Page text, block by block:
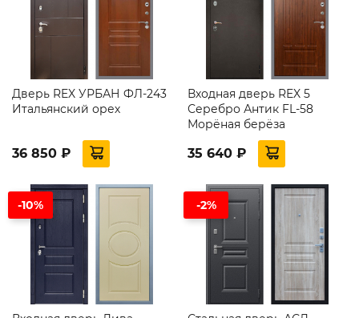
Дверь REX УРБАН ФЛ-243
Итальянский орех
36 850 ₽
Входная дверь REX 5
Серебро Антик FL-58
Морёная берёза
35 640 ₽
-10% -2%